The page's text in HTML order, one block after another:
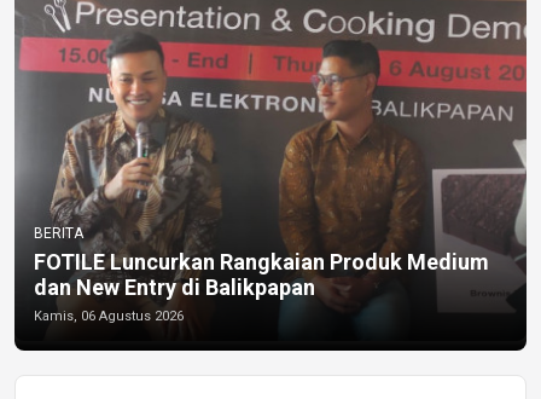
BERITA
FOTILE Luncurkan Rangkaian Produk Medium
dan New Entry di Balikpapan
Kamis, 06 Agustus 2026